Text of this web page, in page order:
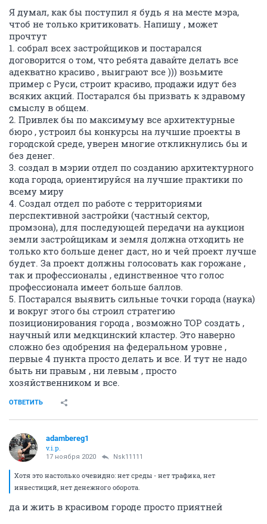
Я думал, как бы поступил я будь я на месте мэра,
чтоб не только критиковать. Напишу , может
прочтут
1. собрал всех застройщиков и постарался
договорится о том, что ребята давайте делать все
адекватно красиво , выиграют все ))) возьмите
пример с Руси, строит красиво, продажи идут без
всяких акций. Постарался бы призвать к здравому
смыслу в общем.
2. Привлек бы по максимуму все архитектурные
бюро , устроил бы конкурсы на лучшие проекты в
городской среде, уверен многие откликнулись бы и
без денег.
3. создал в мэрии отдел по созданию архитектурного
кода города, ориентируйся на лучшие практики по
всему миру
4. Создал отдел по работе с территориями
перспективной застройки (частный сектор,
промзона), для последующей передачи на аукцион
земли застройщикам и земля должна отходить не
только кто больше денег даст, но и чей проект лучше
будет. За проект должны голосовать как горожане ,
так и профессионалы , единственное что голос
профессионала имеет больше баллов.
5. Постарался выявить сильные точки города (наука)
и вокруг этого бы строил стратегию
позиционирования города , возможно ТОР создать ,
научный или медкцинский кластер. Это наверно
сложно без одобрения на федеральном уровне ,
первые 4 пункта просто делать и все. И тут не надо
быть ни правым , ни левым , просто
хозяйственником и все.
ОТВЕТИТЬ
adambereg1
v.i.p.
17 ноября 2020 Nsk11111
Хотя это настолько очевидно: нет среды - нет трафика, нет
инвестиций, нет денежного оборота.
да и жить в красивом городе просто приятней